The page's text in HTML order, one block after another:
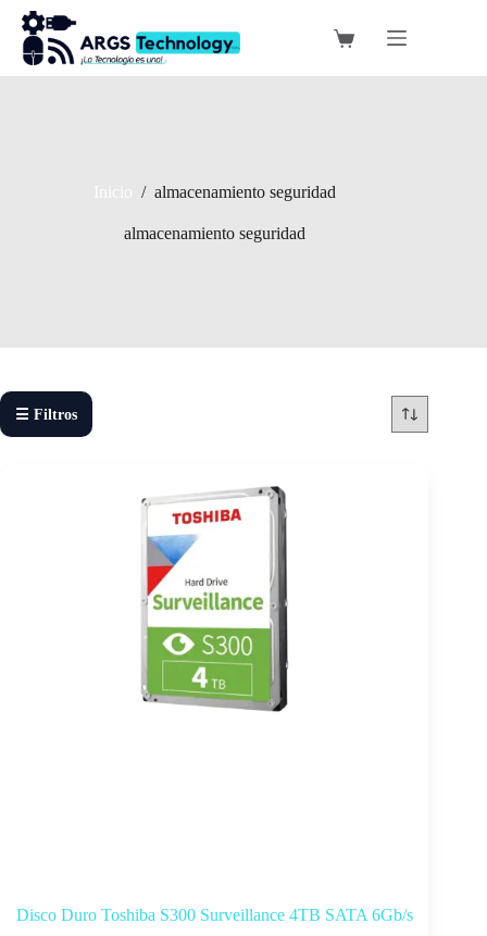
Saltar
contenido
Carro
/ almacenamiento seguridad
almacenamiento seguridad
☰ Filtros
Disco Duro Toshiba S300 Surveillance 4TB SATA 6Gb/s